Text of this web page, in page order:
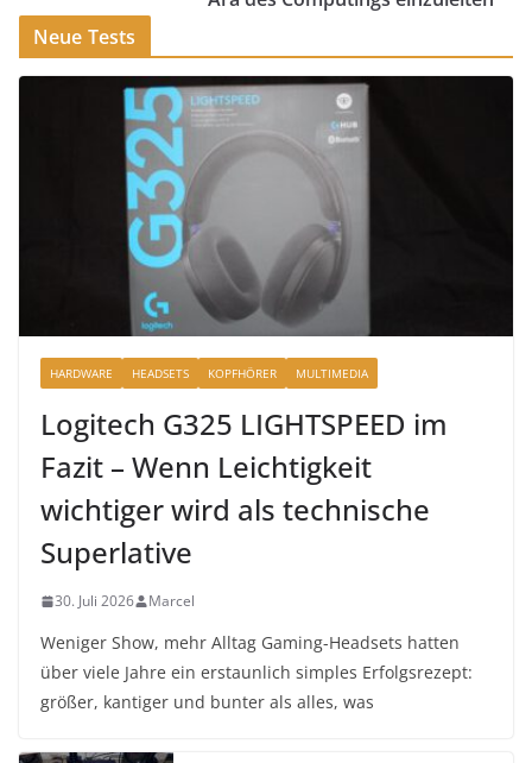
Neue Tests
HARDWARE HEADSETS KOPFHÖRER MULTIMEDIA
Logitech G325 LIGHTSPEED im
Fazit – Wenn Leichtigkeit
wichtiger wird als technische
Superlative
30. Juli 2026 Marcel
Weniger Show, mehr Alltag Gaming-Headsets hatten
über viele Jahre ein erstaunlich simples Erfolgsrezept:
größer, kantiger und bunter als alles, was